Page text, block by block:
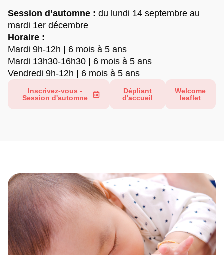
Session d’automne : du lundi 14 septembre au
mardi 1er décembre
Horaire :
Mardi 9h-12h | 6 mois à 5 ans
Mardi 13h30-16h30 | 6 mois à 5 ans
Vendredi 9h-12h | 6 mois à 5 ans
Inscrivez-vous -
Session d'automne
Dépliant
d'accueil
Welcome
leaflet